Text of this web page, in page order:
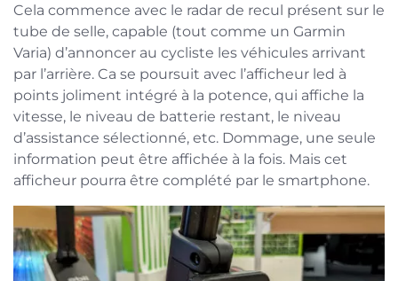
Cela commence avec le radar de recul présent sur le
tube de selle, capable (tout comme un Garmin
Varia) d’annoncer au cycliste les véhicules arrivant
par l’arrière. Ca se poursuit avec l’afficheur led à
points joliment intégré à la potence, qui affiche la
vitesse, le niveau de batterie restant, le niveau
d’assistance sélectionné, etc. Dommage, une seule
information peut être affichée à la fois. Mais cet
afficheur pourra être complété par le smartphone.